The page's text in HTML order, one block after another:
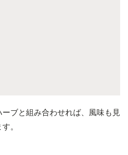
ブと組み合わせれば、風味も見
。